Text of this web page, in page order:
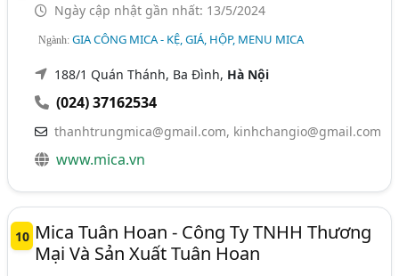
Ngày cập nhật gần nhất: 13/5/2024
Ngành:GIA CÔNG MICA - KỆ, GIÁ, HỘP, MENU MICA
188/1 Quán Thánh, Ba Đình, Hà Nội
(024) 37162534
thanhtrungmica@gmail.com, kinhchangio@gmail.com
www.mica.vn
10 Mica Tuân Hoan - Công Ty TNHH Thương
Mại Và Sản Xuất Tuân Hoan